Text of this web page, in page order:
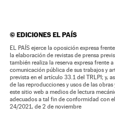
©EDICIONES EL PAÍS
EL PAÍS ejerce la oposición expresa
la elaboración de revistas de prensa
también realiza la reserva expresa frente
comunicación pública de sus trabajos y
prevista en el artículo 33.1 del TRLPI; y,
de las reproducciones y usos de las
este sitio web a medios de lectura
adecuados a tal fin de conformidad con
24/2021, de 2 de noviembre